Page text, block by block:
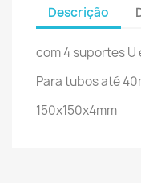
Descrição
com 4 suportes
Para tubos até
150x150x4mm